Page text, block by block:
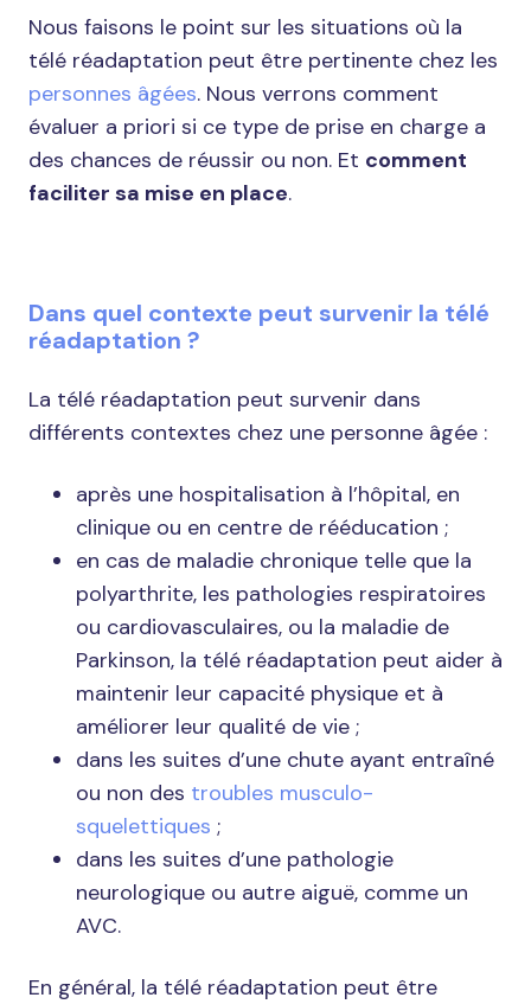
Nous faisons le point sur les situations où la
télé réadaptation peut être pertinente chez les
personnes âgées. Nous verrons comment
évaluer a priori si ce type de prise en charge a
des chances de réussir ou non. Et comment
faciliter sa mise en place.
Dans quel contexte peut survenir la télé
réadaptation ?
La télé réadaptation peut survenir dans
différents contextes chez une personne âgée :
après une hospitalisation à l’hôpital, en
clinique ou en centre de rééducation ;
en cas de maladie chronique telle que la
polyarthrite, les pathologies respiratoires
ou cardiovasculaires, ou la maladie de
Parkinson, la télé réadaptation peut aider à
maintenir leur capacité physique et à
améliorer leur qualité de vie ;
dans les suites d’une chute ayant entraîné
ou non des troubles musculo-
squelettiques ;
dans les suites d’une pathologie
neurologique ou autre aiguë, comme un
AVC.
En général, la télé réadaptation peut être